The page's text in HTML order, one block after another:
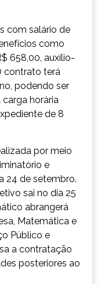
com salário de
como
658,00, auxílio-
contrato terá
podendo ser
horária
de 8
por meio
e
24 de setembro.
sai no dia 25
abrangerá
Matemática e
Público e
a contratação
posteriores ao